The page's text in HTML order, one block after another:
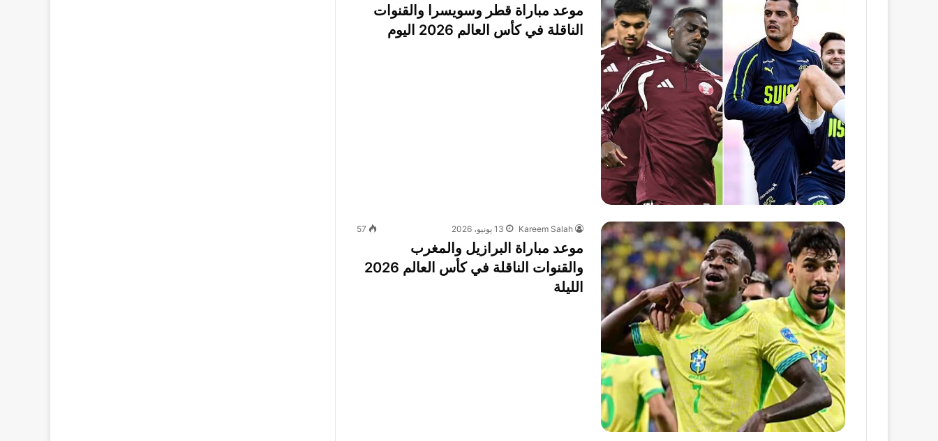
موعد مباراة قطر وسويسرا والقنوات
الناقلة في كأس العالم 2026 اليوم
Kareem Salah 13 يونيو، 2026 57
موعد مباراة البرازيل والمغرب
والقنوات الناقلة في كأس العالم 2026
الليلة